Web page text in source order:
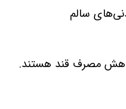
سالم
مصرف قند هستند.